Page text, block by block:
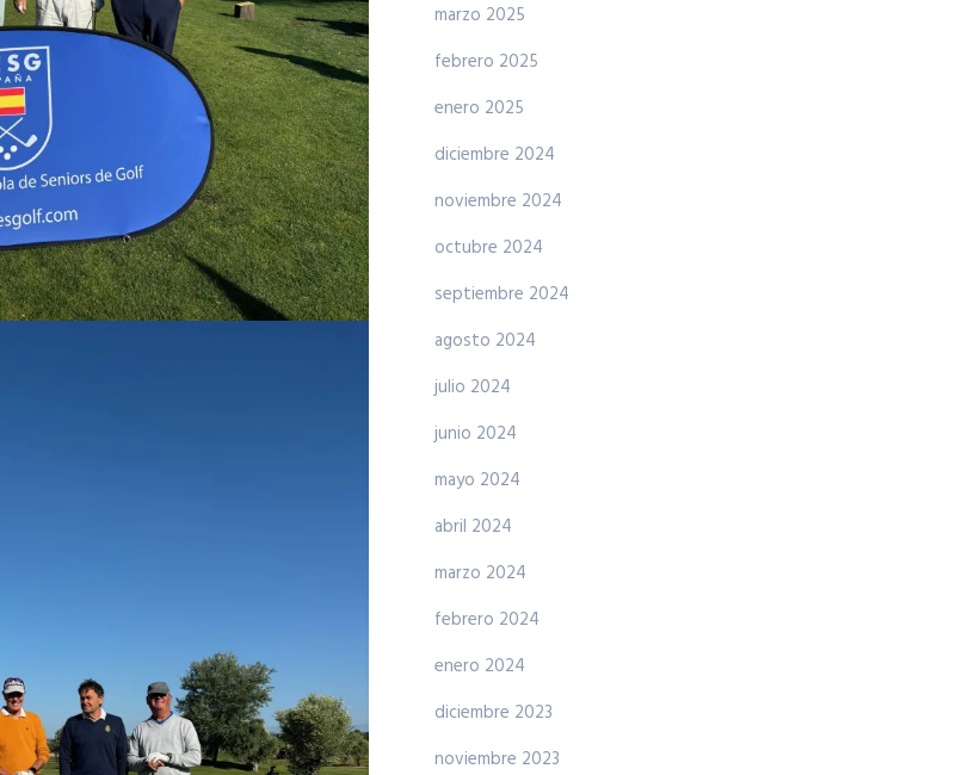
marzo 2025
febrero 2025
enero 2025
diciembre 2024
noviembre 2024
octubre 2024
septiembre 2024
agosto 2024
julio 2024
junio 2024
mayo 2024
abril 2024
marzo 2024
febrero 2024
enero 2024
diciembre 2023
noviembre 2023